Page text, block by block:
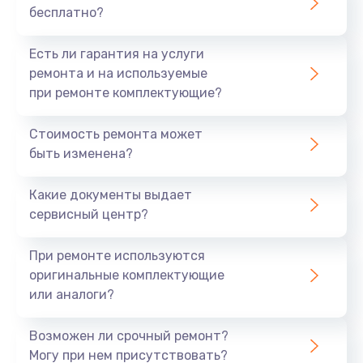
Заказать
Не заряжается
Восстановление после попадания влаги
Заказать
бесплатно?
Есть ли гарантия на услуги
ремонта и на используемые
при ремонте комплектующие?
Стоимость ремонта может
быть изменена?
Какие документы выдает
сервисный центр?
При ремонте используются
оригинальные комплектующие
или аналоги?
Возможен ли срочный ремонт?
Могу при нем присутствовать?